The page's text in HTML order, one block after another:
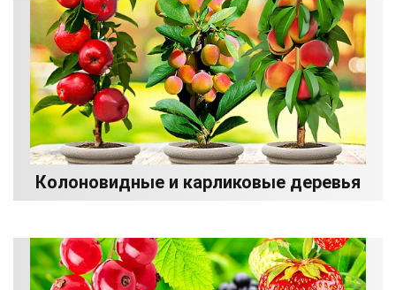
Колоновидные и карликовые деревья